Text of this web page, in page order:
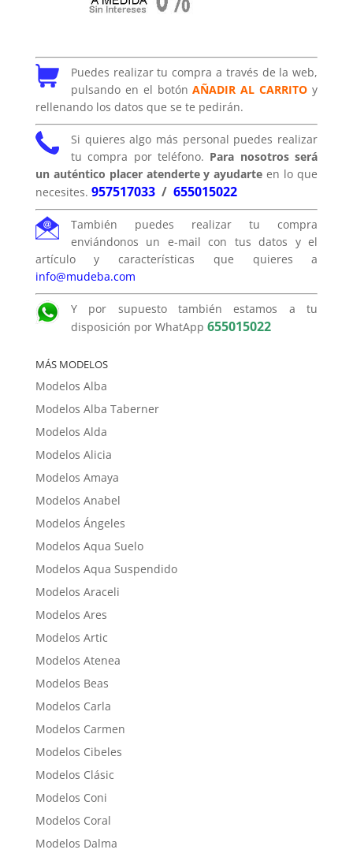
Puedes realizar tu compra a través de la web,
pulsando en el botónAÑADIR AL CARRITO y
rellenando los datos que se te pedirán.
Si quieres algo más personal puedes realizar
tu compra por teléfono. Para nosotros será
un auténtico placer atenderte y ayudarte en lo que
necesites. 957517033/ 655015022
También puedes realizar tu compra
enviándonos un e-mail con tus datos y el
artículo y características que quieres a
info@mudeba.com
Y por supuesto también estamos a tu
disposición por WhatApp 655015022
MÁS MODELOS
Modelos Alba
Modelos Alba Taberner
Modelos Alda
Modelos Alicia
Modelos Amaya
Modelos Anabel
Modelos Ángeles
Modelos Aqua Suelo
Modelos Aqua Suspendido
Modelos Araceli
Modelos Ares
Modelos Artic
Modelos Atenea
Modelos Beas
Modelos Carla
Modelos Carmen
Modelos Cibeles
Modelos Clásic
Modelos Coni
Modelos Coral
Modelos Dalma